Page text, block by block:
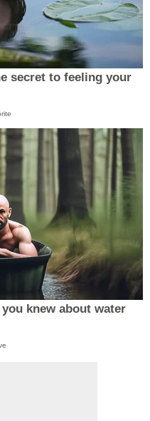
secret to feeling your
knew about water